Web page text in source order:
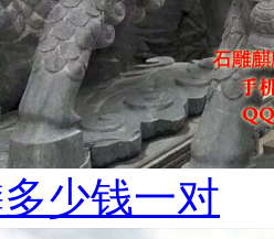
少钱一对